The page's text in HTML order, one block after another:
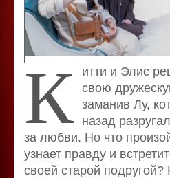
К
итти и Элис
свою
заманив Лу,
назад
за любви. Но что
узнает правду и
своей старой